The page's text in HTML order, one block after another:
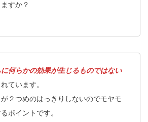
すか？
何らかの効果が生じるものではない
ています。
２つめのはっきりしないのでモヤモ
ポイントです。